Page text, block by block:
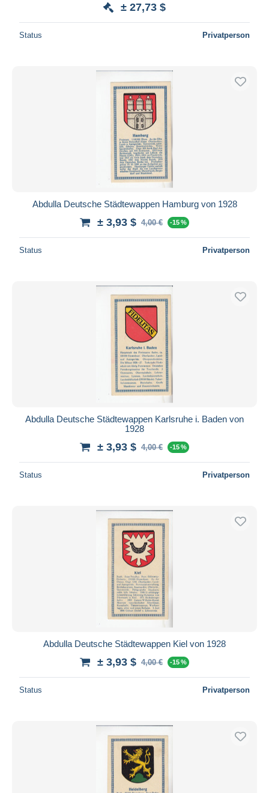
± 27,73 $
Status Privatperson
Abdulla Deutsche Städtewappen Hamburg von 1928
± 3,93 $ 4,00 € -15 %
Status Privatperson
Abdulla Deutsche Städtewappen Karlsruhe i. Baden von
1928
± 3,93 $ 4,00 € -15 %
Status Privatperson
Abdulla Deutsche Städtewappen Kiel von 1928
± 3,93 $ 4,00 € -15 %
Status Privatperson